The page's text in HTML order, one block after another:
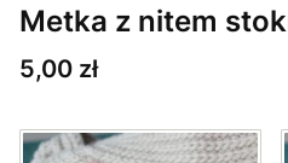
Metka z nitem
Cena
5,00 zł